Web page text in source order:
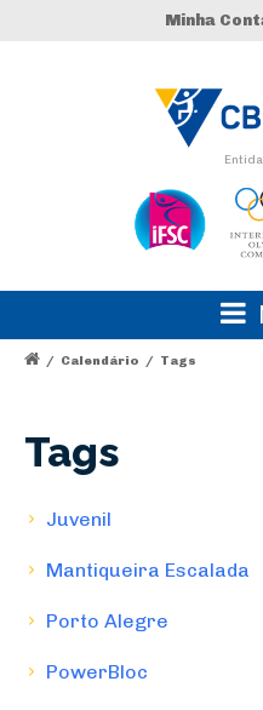
Minha
/ Calendário / Tags
Tags
Juvenil
Mantiqueira Escalada
Porto Alegre
PowerBloc